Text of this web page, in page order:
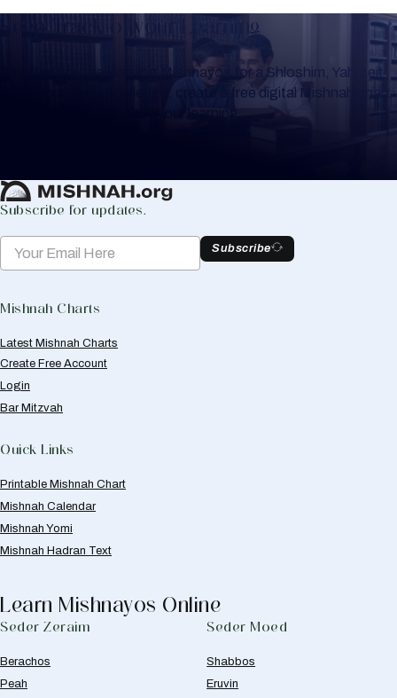
Keep Track of your Learning
Whether you are learning Mishnayos for a Shloshim, Yahrzeit
or for your own knowledge, create a free digital Mishnah chart
to help you keep track of your learning.
Subscribe for updates.
Subscribe
Mishnah Charts
Latest Mishnah Charts
Create Free Account
Login
Bar Mitzvah
Quick Links
Printable Mishnah Chart
Mishnah Calendar
Mishnah Yomi
Mishnah Hadran Text
Learn Mishnayos Online
Seder Zeraim
Berachos
Peah
Seder Moed
Shabbos
Eruvin